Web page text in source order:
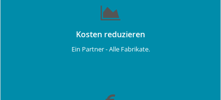
Kosten reduzieren
Ein Partner - Alle Fabrikate.